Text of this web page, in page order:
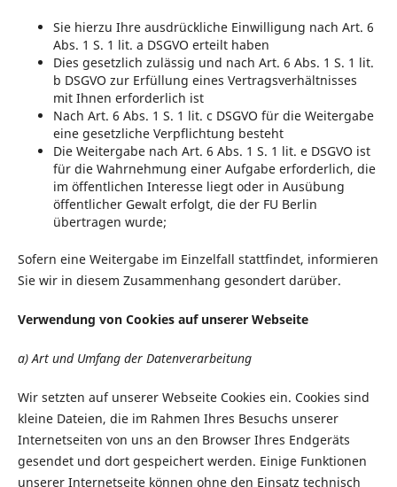
Sie hierzu Ihre ausdrückliche Einwilligung nach Art. 6
Abs. 1 S. 1 lit. a DSGVO erteilt haben
Dies gesetzlich zulässig und nach Art. 6 Abs. 1 S. 1 lit.
b DSGVO zur Erfüllung eines Vertragsverhältnisses
mit Ihnen erforderlich ist
Nach Art. 6 Abs. 1 S. 1 lit. c DSGVO für die Weitergabe
eine gesetzliche Verpflichtung besteht
Die Weitergabe nach Art. 6 Abs. 1 S. 1 lit. e DSGVO ist
für die Wahrnehmung einer Aufgabe erforderlich, die
im öffentlichen Interesse liegt oder in Ausübung
öffentlicher Gewalt erfolgt, die der FU Berlin
übertragen wurde;
Sofern eine Weitergabe im Einzelfall stattfindet, informieren
Sie wir in diesem Zusammenhang gesondert darüber.
Verwendung von Cookies auf unserer Webseite
a) Art und Umfang der Datenverarbeitung
Wir setzten auf unserer Webseite Cookies ein. Cookies sind
kleine Dateien, die im Rahmen Ihres Besuchs unserer
Internetseiten von uns an den Browser Ihres Endgeräts
gesendet und dort gespeichert werden. Einige Funktionen
unserer Internetseite können ohne den Einsatz technisch